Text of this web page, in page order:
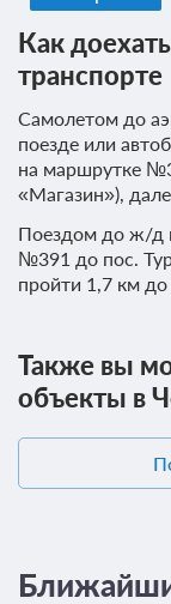
Как
транспорте
Самолетом до
поезде или
на маршрутке
«Магазин»),
Поездом до ж/д
№391 до пос.
пройти 1,7 км до
Также вы
объекты в